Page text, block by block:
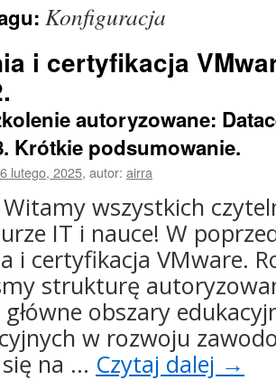
Konfiguracja
i certyfikacja
autoryzowane:
Krótkie podsumowanie.
lutego, 2025, autor: airra
wszystkich
IT i nauce! W
i certyfikacja VMware.
strukturę
obszary
w rozwoju
na … Czytaj dalej →